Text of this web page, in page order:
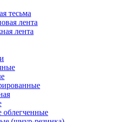
тесьма
лента
лента
облегченные